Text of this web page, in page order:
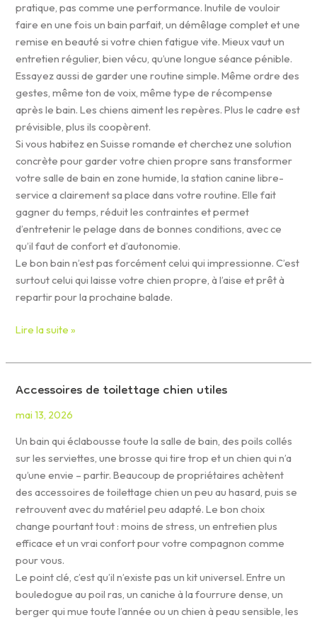
pratique, pas comme une performance. Inutile de vouloir
faire en une fois un bain parfait, un démêlage complet et une
remise en beauté si votre chien fatigue vite. Mieux vaut un
entretien régulier, bien vécu, qu’une longue séance pénible.
Essayez aussi de garder une routine simple. Même ordre des
gestes, même ton de voix, même type de récompense
après le bain. Les chiens aiment les repères. Plus le cadre est
prévisible, plus ils coopèrent.
Si vous habitez en Suisse romande et cherchez une solution
concrète pour garder votre chien propre sans transformer
votre salle de bain en zone humide, la station canine libre-
service a clairement sa place dans votre routine. Elle fait
gagner du temps, réduit les contraintes et permet
d’entretenir le pelage dans de bonnes conditions, avec ce
qu’il faut de confort et d’autonomie.
Le bon bain n’est pas forcément celui qui impressionne. C’est
surtout celui qui laisse votre chien propre, à l’aise et prêt à
repartir pour la prochaine balade.
Lire la suite »
Accessoires de toilettage chien utiles
mai 13, 2026
Un bain qui éclabousse toute la salle de bain, des poils collés
sur les serviettes, une brosse qui tire trop et un chien qui n’a
qu’une envie – partir. Beaucoup de propriétaires achètent
des accessoires de toilettage chien un peu au hasard, puis se
retrouvent avec du matériel peu adapté. Le bon choix
change pourtant tout : moins de stress, un entretien plus
efficace et un vrai confort pour votre compagnon comme
pour vous.
Le point clé, c’est qu’il n’existe pas un kit universel. Entre un
bouledogue au poil ras, un caniche à la fourrure dense, un
berger qui mue toute l’année ou un chien à peau sensible, les
Accessoires
toilettage
chien
utiles